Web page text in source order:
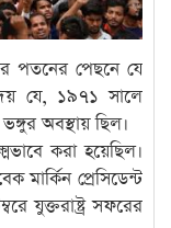
পতনের পেছনে যে
যে, ১৯৭১ সালে
অবস্থায় ছিল।
করা হয়েছিল।
মার্কিন প্রেসিডেন্ট
যুক্তরাষ্ট্র সফরের